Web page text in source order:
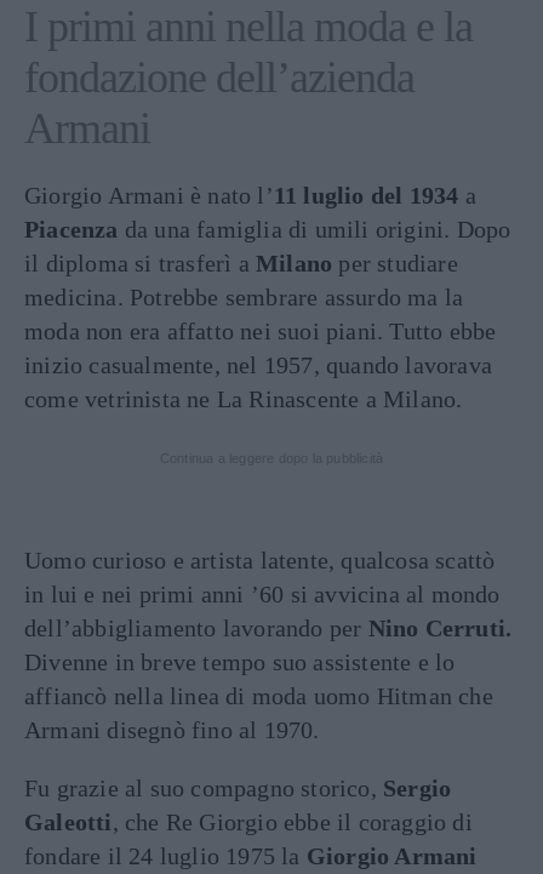
I primi anni nella moda e la
fondazione dell’azienda
Armani
Giorgio Armani è nato l’11 luglio del 1934 a
Piacenza da una famiglia di umili origini. Dopo
il diploma si trasferì a Milano per studiare
medicina. Potrebbe sembrare assurdo ma la
moda non era affatto nei suoi piani. Tutto ebbe
inizio casualmente, nel 1957, quando lavorava
come vetrinista ne La Rinascente a Milano.
Uomo curioso e artista latente, qualcosa scattò
in lui e nei primi anni ’60 si avvicina al mondo
dell’abbigliamento lavorando per Nino Cerruti.
Divenne in breve tempo suo assistente e lo
affiancò nella linea di moda uomo Hitman che
Armani disegnò fino al 1970.
Fu grazie al suo compagno storico, Sergio
Galeotti, che Re Giorgio ebbe il coraggio di
fondare il 24 luglio 1975 la Giorgio Armani